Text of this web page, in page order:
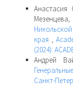
Анастасия
Мезенцева,
края ,
(2024):
Андрей
Санкт-